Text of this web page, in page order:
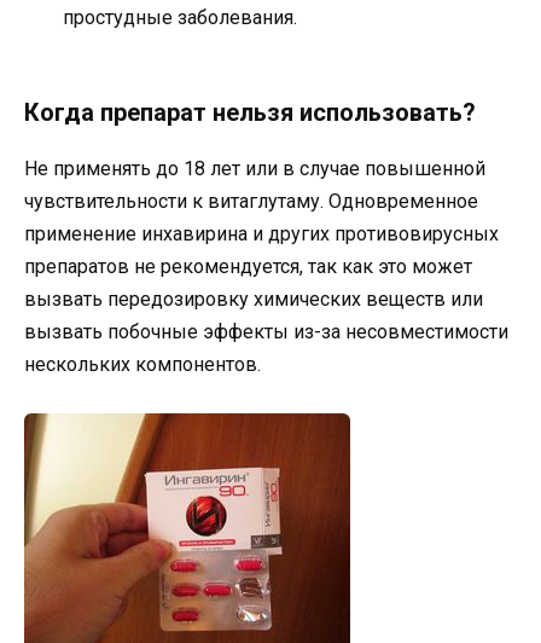
простудные заболевания.
Когда препарат нельзя использовать?
Не применять до 18 лет или в случае повышенной
чувствительности к витаглутаму. Одновременное
применение инхавирина и других противовирусных
препаратов не рекомендуется, так как это может
вызвать передозировку химических веществ или
вызвать побочные эффекты из-за несовместимости
нескольких компонентов.